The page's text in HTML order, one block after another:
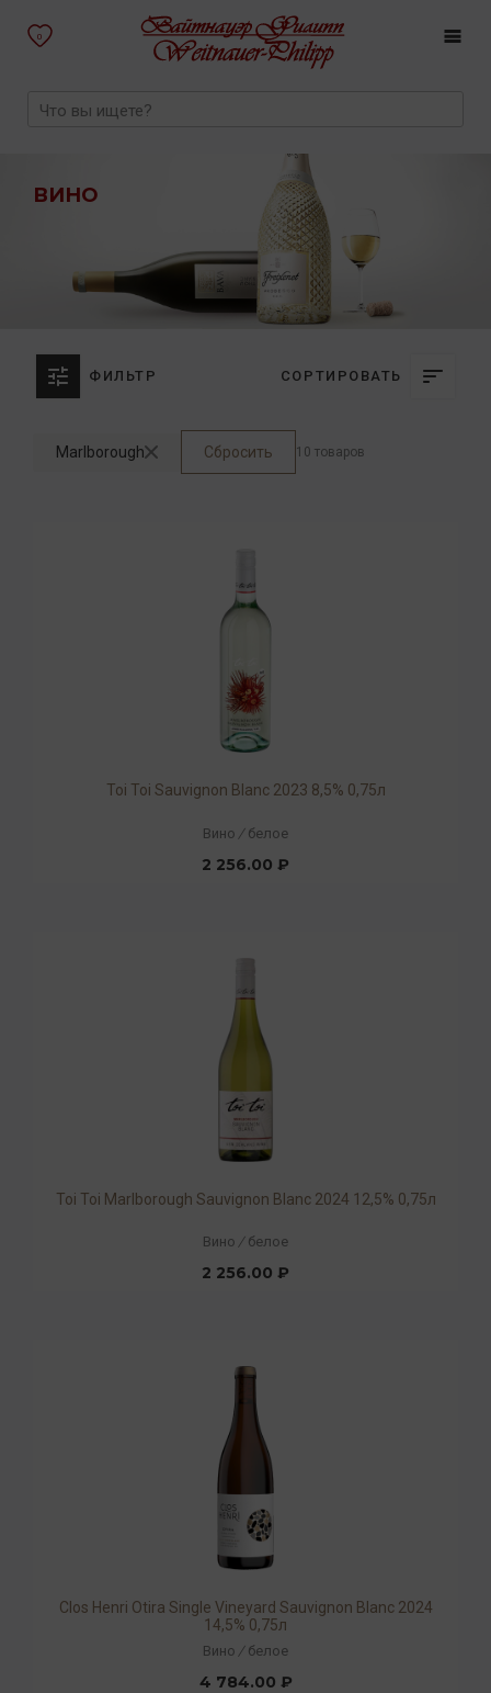
0
ВИНО
ФИЛЬТР СОРТИРОВАТЬ
Marlborough Сбросить 10 товаров
Toi Toi Sauvignon Blanc 2023 8,5% 0,75л
Вино / белое
2 256.00 ₽
Toi Toi Marlborough Sauvignon Blanc 2024 12,5% 0,75л
Вино / белое
2 256.00 ₽
Clos Henri Otira Single Vineyard Sauvignon Blanc 2024
14,5% 0,75л
Вино / белое
4 784.00 ₽